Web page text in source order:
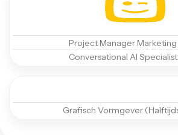
Project Manager Marketing
Conversational AI Specialist